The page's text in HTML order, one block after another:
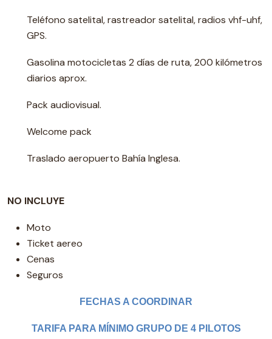
Teléfono satelital, rastreador satelital, radios vhf-uhf,
GPS.
Gasolina motocicletas 2 días de ruta, 200 kilómetros
diarios aprox.
Pack audiovisual.
Welcome pack
Traslado aeropuerto Bahía Inglesa.
NO INCLUYE
Moto
Ticket aereo
Cenas
Seguros
FECHAS A COORDINAR
TARIFA PARA MÍNIMO GRUPO DE 4 PILOTOS